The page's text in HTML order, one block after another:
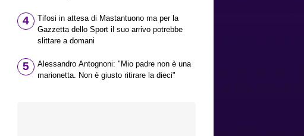
4
Tifosi in attesa di Mastantuono ma per la
Gazzetta dello Sport il suo arrivo potrebbe
slittare a domani
5
Alessandro Antognoni: "Mio padre non è una
marionetta. Non è giusto ritirare la dieci"